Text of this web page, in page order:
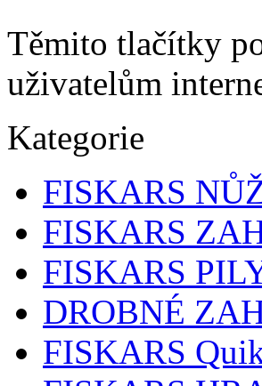
Těmito tlačítky
uživatelům
Kategorie
FISKARS
FISKARS
FISKARS
DROBNÉ
FISKARS